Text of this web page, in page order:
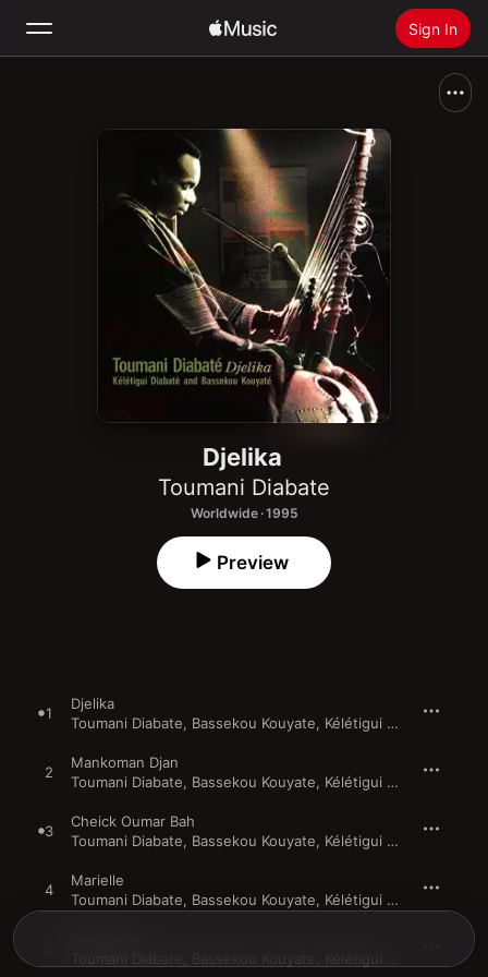
Sign In
Install Apple Music
Djelika
Toumani Diabate
Worldwide · 1995
Preview
1
Djelika
Toumani Diabate, Bassekou Kouyate, Kélétigui Diabaté
2
Mankoman Djan
Toumani Diabate, Bassekou Kouyate, Kélétigui Diabaté
3
Cheick Oumar Bah
Toumani Diabate, Bassekou Kouyate, Kélétigui Diabaté
4
Marielle
Toumani Diabate, Bassekou Kouyate, Kélétigui Diabaté
Toumani Diabate
Bassekou Kouyate Kélétigui Diabaté